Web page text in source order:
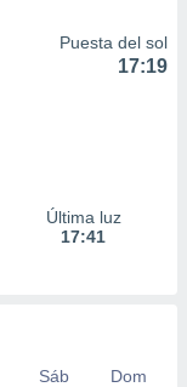
Puesta del sol
17:19
Última luz
17:41
Sáb
Dom